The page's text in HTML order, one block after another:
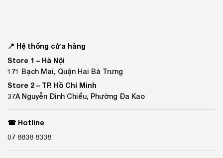
📍 Hệ thống cửa hàng
Store 1 – Hà Nội
171 Bạch Mai, Quận Hai Bà Trưng
Store 2 – TP. Hồ Chí Minh
37A Nguyễn Đình Chiểu, Phường Đa Kao
☎ Hotline
07 8838 8338